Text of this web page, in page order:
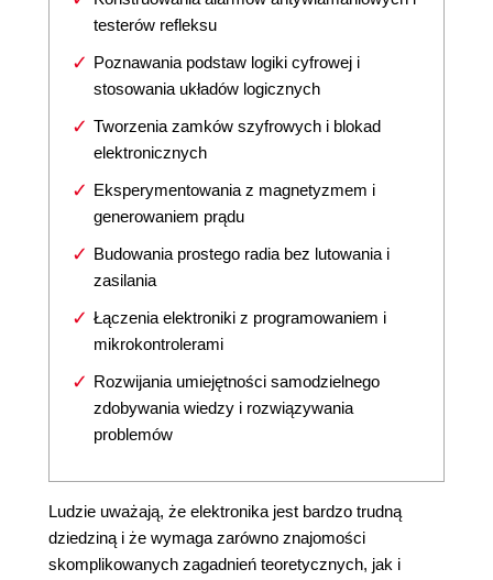
testerów refleksu
Poznawania podstaw logiki cyfrowej i
stosowania układów logicznych
Tworzenia zamków szyfrowych i blokad
elektronicznych
Eksperymentowania z magnetyzmem i
generowaniem prądu
Budowania prostego radia bez lutowania i
zasilania
Łączenia elektroniki z programowaniem i
mikrokontrolerami
Rozwijania umiejętności samodzielnego
zdobywania wiedzy i rozwiązywania
problemów
Ludzie uważają, że elektronika jest bardzo trudną
dziedziną i że wymaga zarówno znajomości
skomplikowanych zagadnień teoretycznych, jak i